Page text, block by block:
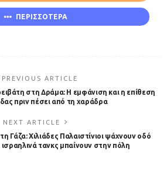
ΠΕΡΙΣΣΟΤΕΡΑ
PREVIOUS ARTICLE
στη Δράμα: Η εμφάνιση και η επίθεση
πριν πέσει από τη χαράδρα
NEXT ARTICLE
Γάζα: Χιλιάδες Παλαιστίνιοι ψάχνουν οδό
τανκς μπαίνουν στην πόλη